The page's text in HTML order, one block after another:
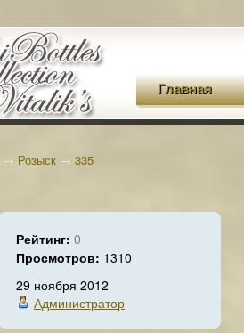
Главная
→ Розыск → 335
Рейтинг: 0
Просмотров: 1310
29 ноября 2012
Администратор